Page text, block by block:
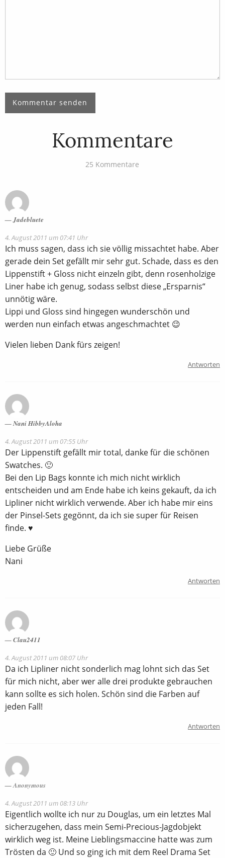
Kommentare
25 Kommentare
Jadebluete
4. August 2011 um 07:41 Uhr
Ich muss sagen, dass ich sie völlig missachtet habe. Aber
gerade dein Set gefällt mir sehr gut. Schade, dass es den
Lippenstift + Gloss nicht einzeln gibt, denn rosenholzige
Liner habe ich genug, sodass selbst diese „Ersparnis“
unnötig wäre.
Lippi und Gloss sind hingegen wunderschön und
werden nun einfach etwas angeschmachtet 😉
Vielen lieben Dank fürs zeigen!
Antworten
Nani HibbyAloha
4. August 2011 um 07:55 Uhr
Der Lippenstift gefällt mir total, danke für die schönen
Swatches. 🙂
Bei den Lip Bags konnte ich mich nicht wirklich
entscheiden und am Ende habe ich keins gekauft, da ich
Lipliner nicht wirklich verwende. Aber ich habe mir eins
der Pinsel-Sets gegönnt, da ich sie super für Reisen
finde. ♥
Liebe Grüße
Nani
Antworten
Clau2411
4. August 2011 um 08:07 Uhr
Da ich Lipliner nicht sonderlich mag lohnt sich das Set
für mich nicht, aber wer alle drei produkte gebrauchen
kann sollte es sich holen. Schön sind die Farben auf
jeden Fall!
Antworten
Anonymous
4. August 2011 um 08:13 Uhr
Eigentlich wollte ich nur zu Douglas, um ein letztes Mal
sicherzugehen, dass mein Semi-Precious-Jagdobjekt
wirklich weg ist. Meine Lieblingsmaccine hatte was zum
Trösten da 🙂 Und so ging ich mit dem Reel Drama Set